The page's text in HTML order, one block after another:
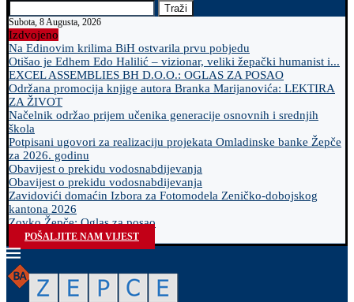
Traži
Subota, 8 Augusta, 2026
Izdvojeno
Na Edinovim krilima BiH ostvarila prvu pobjedu
Otišao je Edhem Edo Halilić – vizionar, veliki žepački humanist i...
EXCEL ASSEMBLIES BH D.O.O.: OGLAS ZA POSAO
Održana promocija knjige autora Branka Marijanovića: LEKTIRA
ZA ŽIVOT
Načelnik održao prijem učenika generacije osnovnih i srednjih
škola
Potpisani ugovori za realizaciju projekata Omladinske banke Žepče
za 2026. godinu
Obavijest o prekidu vodosnabdijevanja
Obavijest o prekidu vodosnabdijevanja
Zavidovići domaćin Izbora za Fotomodela Zeničko-dobojskog
kantona 2026
Zovko Žepče: Oglas za posao
POŠALJITE NAM VIJEST